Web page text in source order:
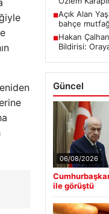
■Açık Alan
bahçe
■Hakan
Bildirisi:
Güncel
06/08/2026
ile görüştü